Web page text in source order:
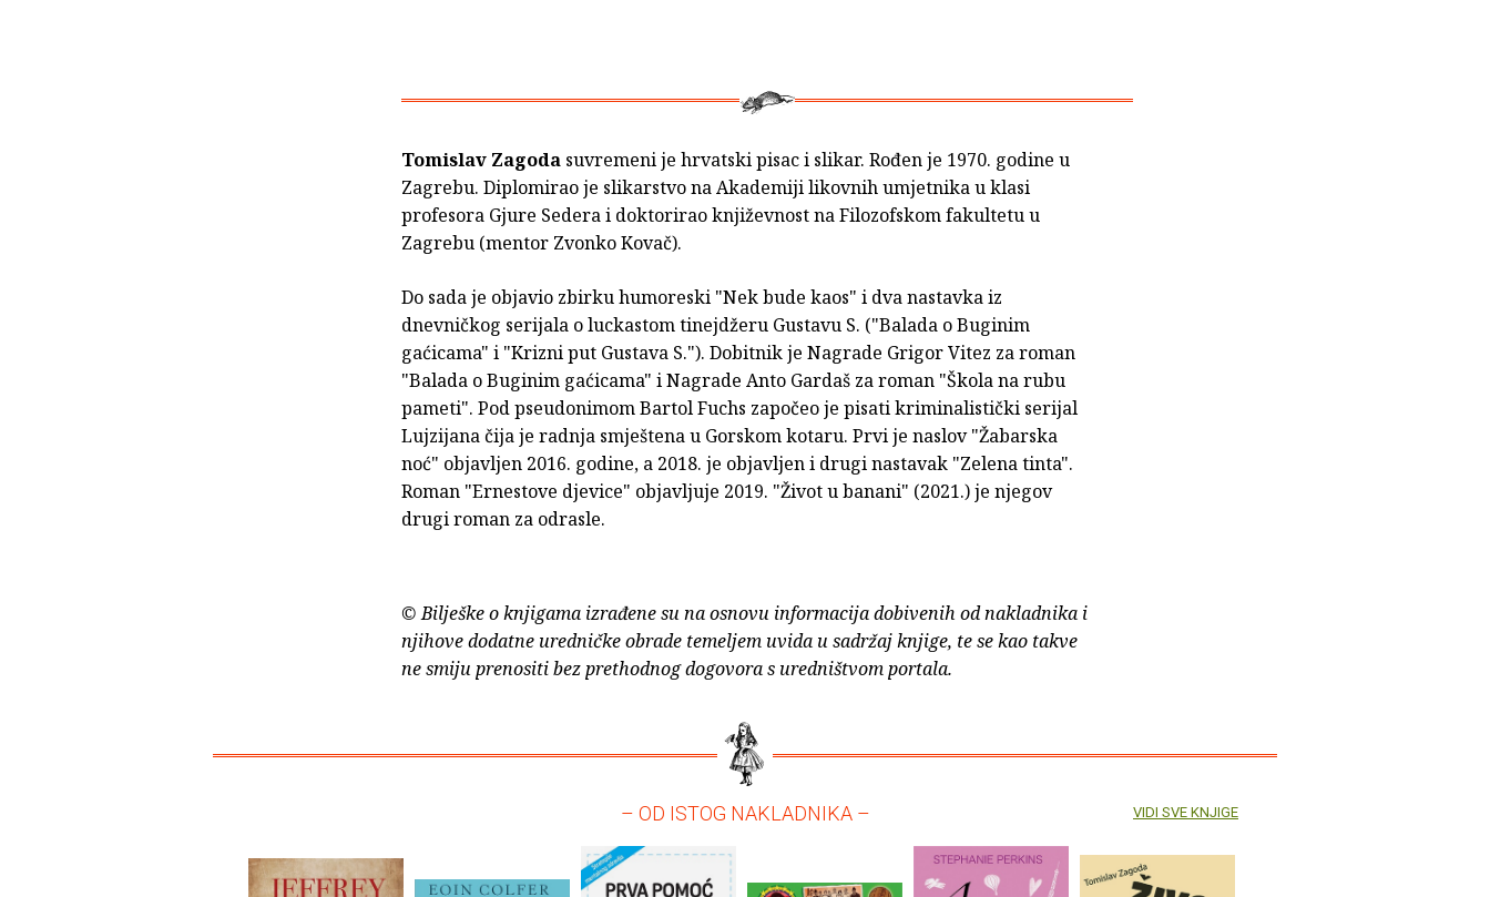
Tomislav Zagoda suvremeni je hrvatski pisac i slikar. Rođen je 1970. godine u
Zagrebu. Diplomirao je slikarstvo na Akademiji likovnih umjetnika u klasi
profesora Gjure Sedera i doktorirao književnost na Filozofskom fakultetu u
Zagrebu (mentor Zvonko Kovač).
Do sada je objavio zbirku humoreski "Nek bude kaos" i dva nastavka iz
dnevničkog serijala o luckastom tinejdžeru Gustavu S. ("Balada o Buginim
gaćicama" i "Krizni put Gustava S."). Dobitnik je Nagrade Grigor Vitez za roman
"Balada o Buginim gaćicama" i Nagrade Anto Gardaš za roman "Škola na rubu
pameti". Pod pseudonimom Bartol Fuchs započeo je pisati kriminalistički serijal
Lujzijana čija je radnja smještena u Gorskom kotaru. Prvi je naslov "Žabarska
noć" objavljen 2016. godine, a 2018. je objavljen i drugi nastavak "Zelena tinta".
Roman "Ernestove djevice" objavljuje 2019. "Život u banani" (2021.) je njegov
drugi roman za odrasle.
© Bilješke o knjigama izrađene su na osnovu informacija dobivenih od nakladnika i
njihove dodatne uredničke obrade temeljem uvida u sadržaj knjige, te se kao takve
ne smiju prenositi bez prethodnog dogovora s uredništvom portala.
– OD ISTOG NAKLADNIKA – VIDI SVE KNJIGE